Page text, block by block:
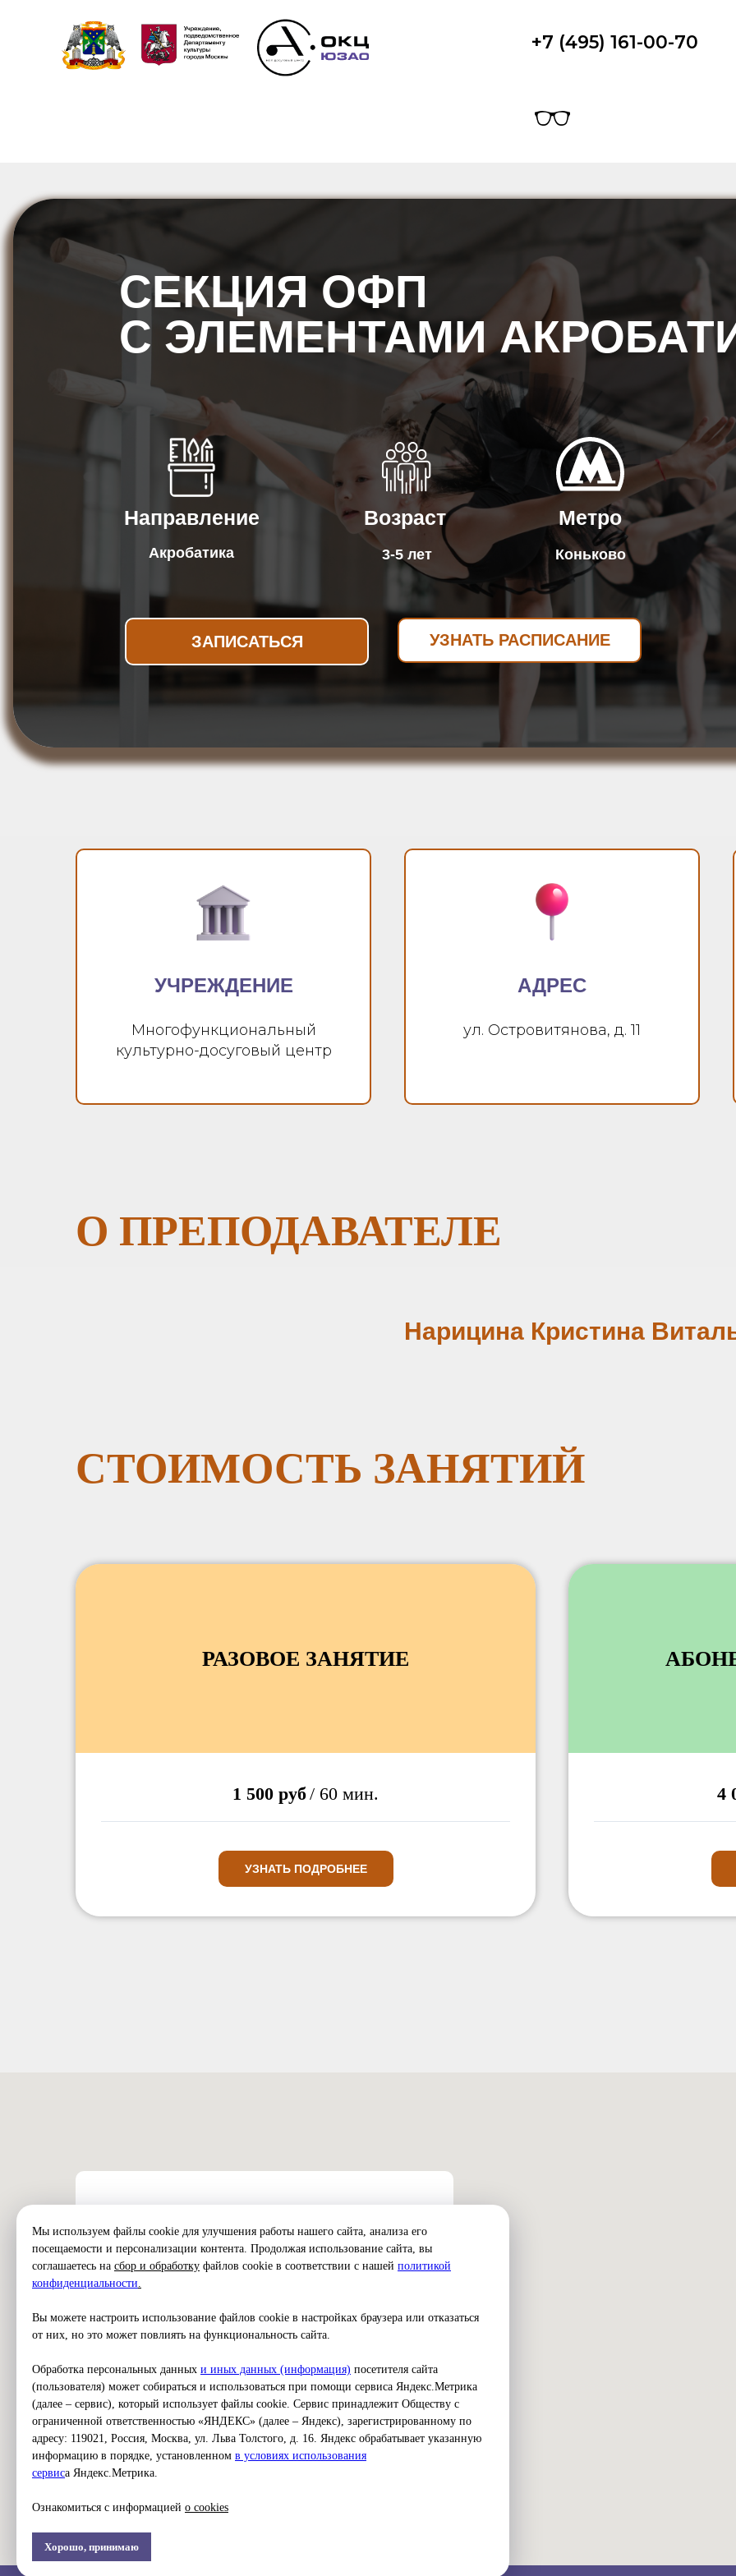
+7 (495) 161-00-70
Мы используем файлы cookie для улучшения работы нашего сайта, анализа его
посещаемости и персонализации контента. Продолжая использование сайта, вы
соглашаетесь на сбор и обработку файлов cookie в соответствии с нашей политикой
конфиденциальности.
Вы можете настроить использование файлов cookie в настройках браузера или отказаться
от них, но это может повлиять на функциональность сайта.
Обработка персональных данных и иных данных (информация) посетителя сайта
(пользователя) может собираться и использоваться при помощи сервиса Яндекс.Метрика
(далее – сервис), который использует файлы cookie. Сервис принадлежит Обществу с
ограниченной ответственностью «ЯНДЕКС» (далее – Яндекс), зарегистрированному по
адресу: 119021, Россия, Москва, ул. Льва Толстого, д. 16. Яндекс обрабатывает указанную
информацию в порядке, установленном в условиях использования
сервиса Яндекс.Метрика.
Ознакомиться с информацией о cookies
Хорошо, принимаю
СЕКЦИЯ ОФП
С ЭЛЕМЕНТАМИ
Направление
Акробатика
Возраст
3-5 лет
Метро
Коньково
ЗАПИСАТЬСЯ УЗНАТЬ РАСПИСАНИЕ
УЧРЕЖДЕНИЕ
Многофункциональный
культурно-досуговый центр
АДРЕС
ул. Островитянова, д. 11
О ПРЕПОДАВАТЕЛЕ
Нарицина Кристина
СТОИМОСТЬ ЗАНЯТИЙ
РАЗОВОЕ ЗАНЯТИЕ
1 500 руб/ 60 мин.
УЗНАТЬ ПОДРОБНЕЕ
4
КОНТАКТЫ
Учреждение:
Адрес: ул. Островитянова, д. 11
Email: muzsm2009@yandex.ru